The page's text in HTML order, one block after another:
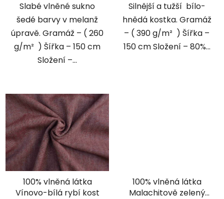
Slabé vlněné sukno
šedé barvy v melanž
úpravě. Gramáž – ( 260
g/m² ) Šířka – 150 cm
Složení –...
Silnější a tužší bílo-
hnědá kostka. Gramáž
– ( 390 g/m² ) Šířka –
150 cm Složení – 80%...
100% vlněná látka
Vínovo-bílá rybí kost
100% vlněná látka
Malachitově zelený